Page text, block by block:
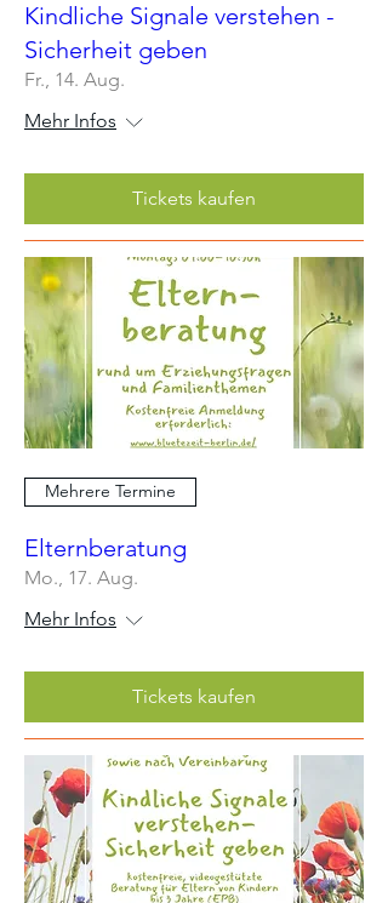
Kindliche Signale verstehen -
Sicherheit geben
Fr., 14. Aug.
Mehr Infos
Tickets kaufen
Mehrere Termine
Elternberatung
Mo., 17. Aug.
Mehr Infos
Tickets kaufen